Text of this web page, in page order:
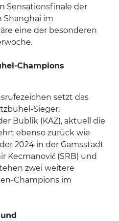
Sensationsfinale der
Shanghai im
eine der besonderen
Champions
setzt das
Sieger:
Bublik (KAZ), aktuell die
ebenso zurück wie
2024 in der Gamsstadt
Kecmanović (SRB) und
zwei weitere
Champions im